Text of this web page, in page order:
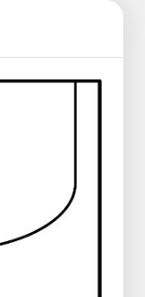
in een cirkel
de grond
de bal naar
"medizin"
ballen